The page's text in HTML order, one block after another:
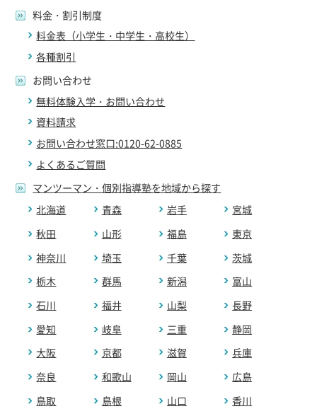
料金・割引制度
料金表（小学生・中学生・高校生）
各種割引
お問い合わせ
無料体験入学・お問い合わせ
資料請求
お問い合わせ窓口:0120-62-0885
よくあるご質問
マンツーマン・個別指導塾を地域から探す
北海道
青森 岩手
宮城
秋田
山形 福島
東京
神奈川
埼玉 千葉
茨城
栃木
群馬 新潟
富山
石川
福井 山梨
長野
愛知
岐阜 三重
静岡
大阪
京都 滋賀
兵庫
奈良
和歌山 岡山
広島
鳥取
島根 山口
香川